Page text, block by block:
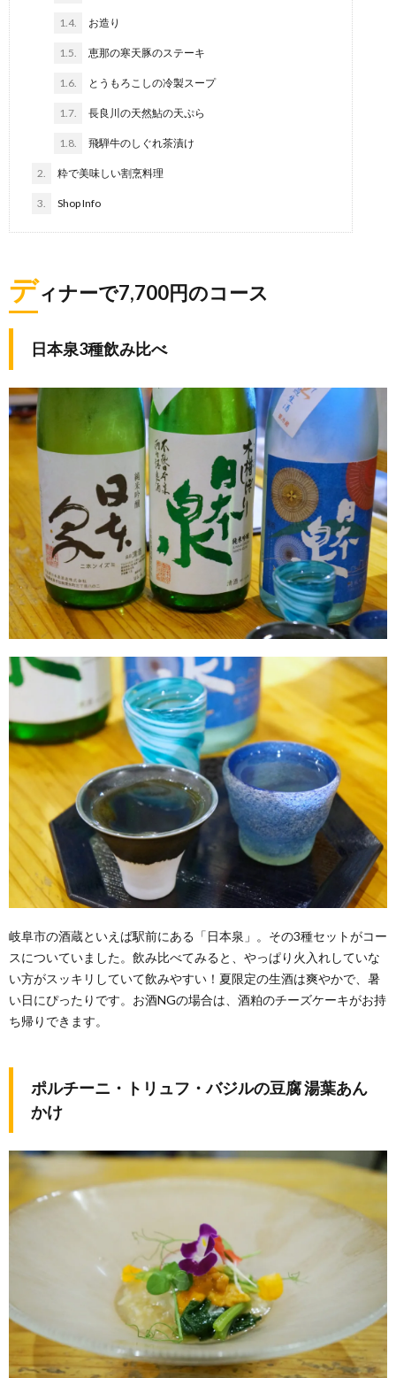
1.4. お造り
1.5. 恵那の寒天豚のステーキ
1.6. とうもろこしの冷製スープ
1.7. 長良川の天然鮎の天ぷら
1.8. 飛騨牛のしぐれ茶漬け
2. 粋で美味しい割烹料理
3. Shop Info
ディナーで7,700円のコース
日本泉3種飲み比べ
岐阜市の酒蔵といえば駅前にある「日本泉」。その3種セットがコー
スについていました。飲み比べてみると、やっぱり火入れしていな
い方がスッキリしていて飲みやすい！夏限定の生酒は爽やかで、暑
い日にぴったりです。お酒NGの場合は、酒粕のチーズケーキがお持
ち帰りできます。
ポルチーニ・トリュフ・バジルの豆腐 湯葉あん
かけ